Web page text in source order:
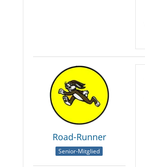
Road-Runner
Senior-Mitglied